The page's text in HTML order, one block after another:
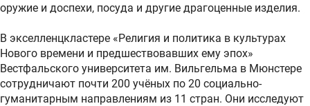
оружие и доспехи, посуда и другие драгоценные изделия.
В экселленцкластере «Религия и политика в культурах
Нового времени и предшествовавших ему эпох»
Вестфальского университета им. Вильгельма в Мюнстере
сотрудничают почти 200 учёных по 20 социально-
гуманитарным направлениям из 11 стран. Они исследуют